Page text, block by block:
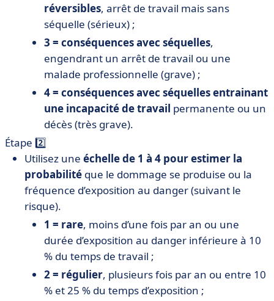
réversibles, arrêt de travail mais sans
séquelle (sérieux) ;
3 = conséquences avec séquelles,
engendrant un arrêt de travail ou une
malade professionnelle (grave) ;
4 = conséquences avec séquelles entrainant
une incapacité de travail permanente ou un
décès (très grave).
Étape 2️⃣
Utilisez une échelle de 1 à 4 pourestimer la
probabilité que le dommage se produise ou la
fréquence d’exposition au danger (suivant le
risque).
1 = rare, moins d’une fois par an ou une
durée d’exposition au danger inférieure à 10
% du temps de travail ;
2 = régulier, plusieurs fois par an ou entre 10
% et 25 % du temps d’exposition ;